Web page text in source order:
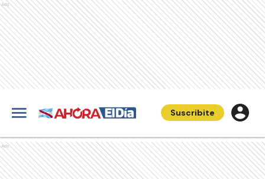
Ads
Suscribite
Ads